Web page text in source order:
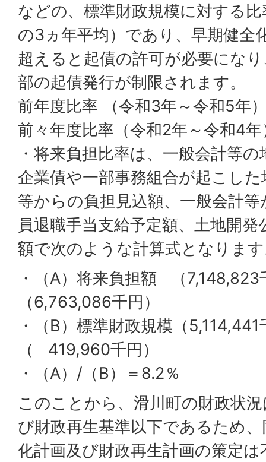
などの、標準財政規模に対する
の3ヵ年平均）であり、早期健全
超えると起債の許可が必要にな
部の起債発行が制限されます。
前年度比率 （令和3年～令和5年
前々年度比率（令和2年～令和4
・将来負担比率は、一般会計等
企業債や一部事務組合が起こし
等からの負担見込額、一般会計
員退職手当支給予定額、土地開
額で次のような計算式となりま
・（A）将来負担額 （7,148,823
（6,763,086千円）
・（B）標準財政規模（
（ 419,960千円）
・（A）/（B）＝8.2％
このことから、滑川町の財政状
び財政再生基準以下であるため
化計画及び財政再生計画の策定